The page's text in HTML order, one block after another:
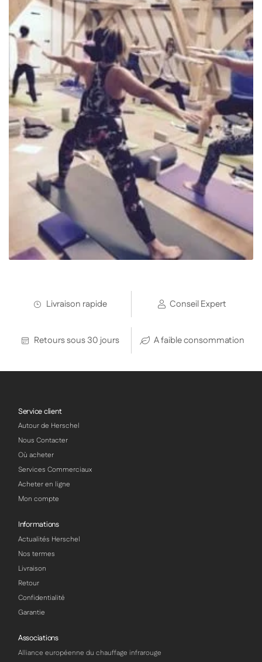
Livraison rapide Conseil Expert
Retours sous 30 jours A faible consommation
Service client
Autour de Herschel
Nous Contacter
Où acheter
Services Commerciaux
Acheter en ligne
Mon compte
Informations
Actualités Herschel
Nos termes
Livraison
Retour
Confidentialité
Garantie
Associations
Alliance européenne du chauffage infrarouge